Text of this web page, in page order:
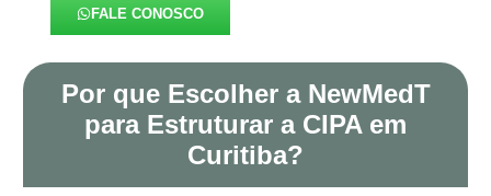
FALE CONOSCO
Por que Escolher a NewMedT
para Estruturar a CIPA em
Curitiba?